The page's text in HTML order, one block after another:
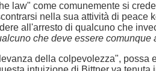
law" come comunemente si
nella sua attività di
all'arresto di qualcuno che
che deve essere comunque
della colpevolezza",